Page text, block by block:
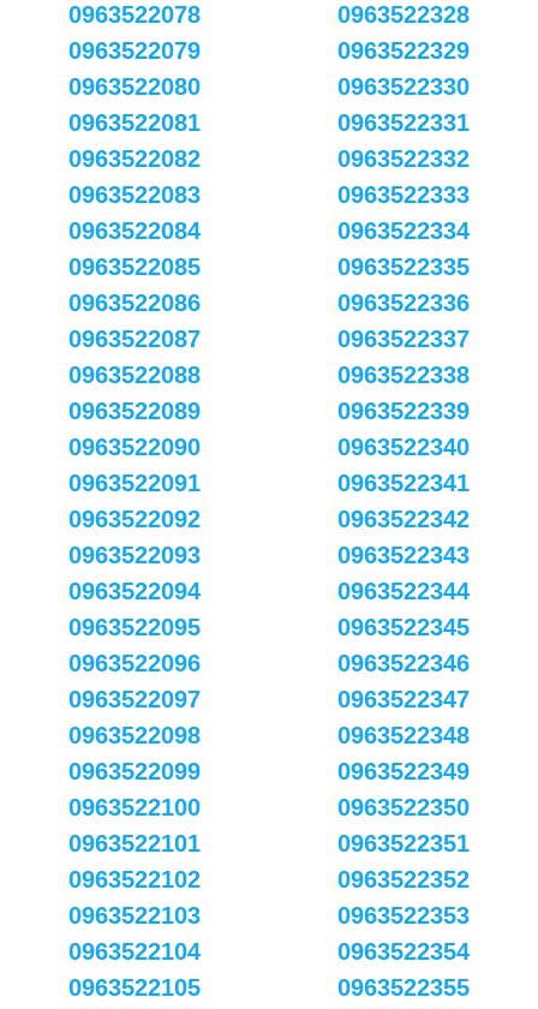
0963522078
0963522079
0963522080
0963522081
0963522082
0963522083
0963522084
0963522085
0963522086
0963522087
0963522088
0963522089
0963522090
0963522091
0963522092
0963522093
0963522094
0963522095
0963522096
0963522097
0963522098
0963522099
0963522100
0963522101
0963522102
0963522103
0963522104
0963522105
0963522328
0963522329
0963522330
0963522331
0963522332
0963522333
0963522334
0963522335
0963522336
0963522337
0963522338
0963522339
0963522340
0963522341
0963522342
0963522343
0963522344
0963522345
0963522346
0963522347
0963522348
0963522349
0963522350
0963522351
0963522352
0963522353
0963522354
0963522355